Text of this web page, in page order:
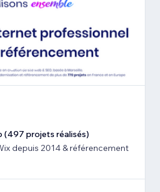
(497 projets réalisés)
depuis 2014 & référencement